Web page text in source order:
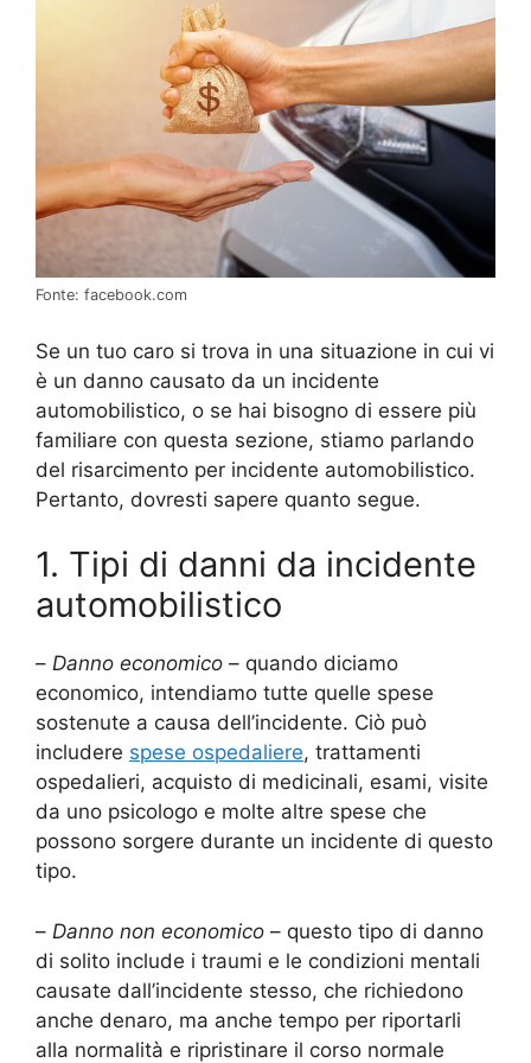
Fonte: facebook.com
Se un tuo caro si trova in una situazione in cui vi
è un danno causato da un incidente
automobilistico, o se hai bisogno di essere più
familiare con questa sezione, stiamo parlando
del risarcimento per incidente automobilistico.
Pertanto, dovresti sapere quanto segue.
1. Tipi di danni da incidente
automobilistico
– Danno economico – quando diciamo
economico, intendiamo tutte quelle spese
sostenute a causa dell’incidente. Ciò può
includere spese ospedaliere, trattamenti
ospedalieri, acquisto di medicinali, esami, visite
da uno psicologo e molte altre spese che
possono sorgere durante un incidente di questo
tipo.
– Danno non economico – questo tipo di danno
di solito include i traumi e le condizioni mentali
causate dall’incidente stesso, che richiedono
anche denaro, ma anche tempo per riportarli
alla normalità e ripristinare il corso normale